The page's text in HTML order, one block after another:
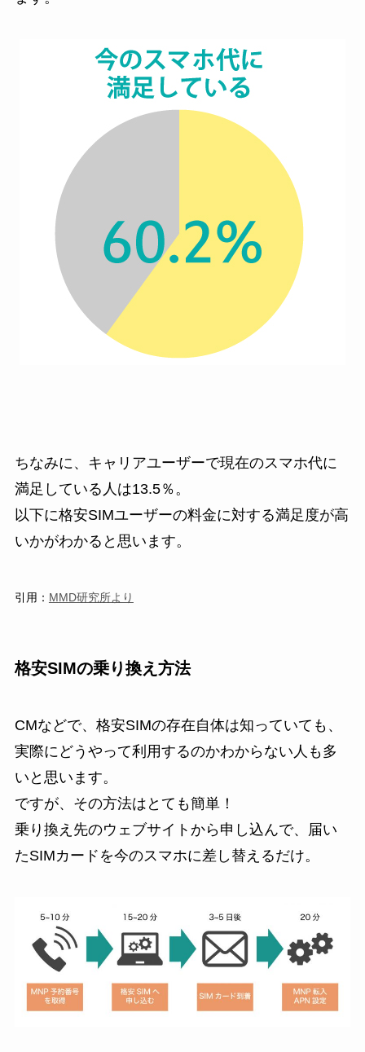
ちなみに、キャリアユーザーで現在のスマホ代に
満足している人は13.5％。
以下に格安SIMユーザーの料金に対する満足度が高
いかがわかると思います。
引用： MMD研究所より
格安SIMの乗り換え方法
CMなどで、格安SIMの存在自体は知っていても、
実際にどうやって利用するのかわからない人も多
いと思います。
ですが、その方法はとても簡単！
乗り換え先のウェブサイトから申し込んで、届い
たSIMカードを今のスマホに差し替えるだけ。